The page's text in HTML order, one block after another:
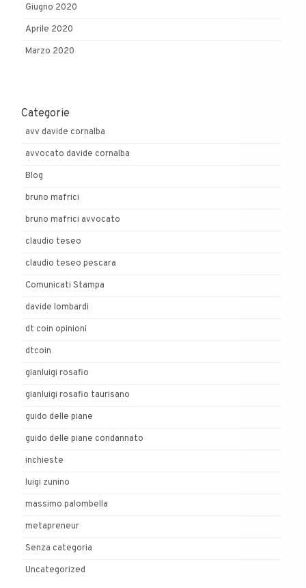
Giugno 2020
Aprile 2020
Marzo 2020
Categorie
avv davide cornalba
avvocato davide cornalba
Blog
bruno mafrici
bruno mafrici avvocato
claudio teseo
claudio teseo pescara
Comunicati Stampa
davide lombardi
dt coin opinioni
dtcoin
gianluigi rosafio
gianluigi rosafio taurisano
guido delle piane
guido delle piane condannato
inchieste
luigi zunino
massimo palombella
metapreneur
Senza categoria
Uncategorized